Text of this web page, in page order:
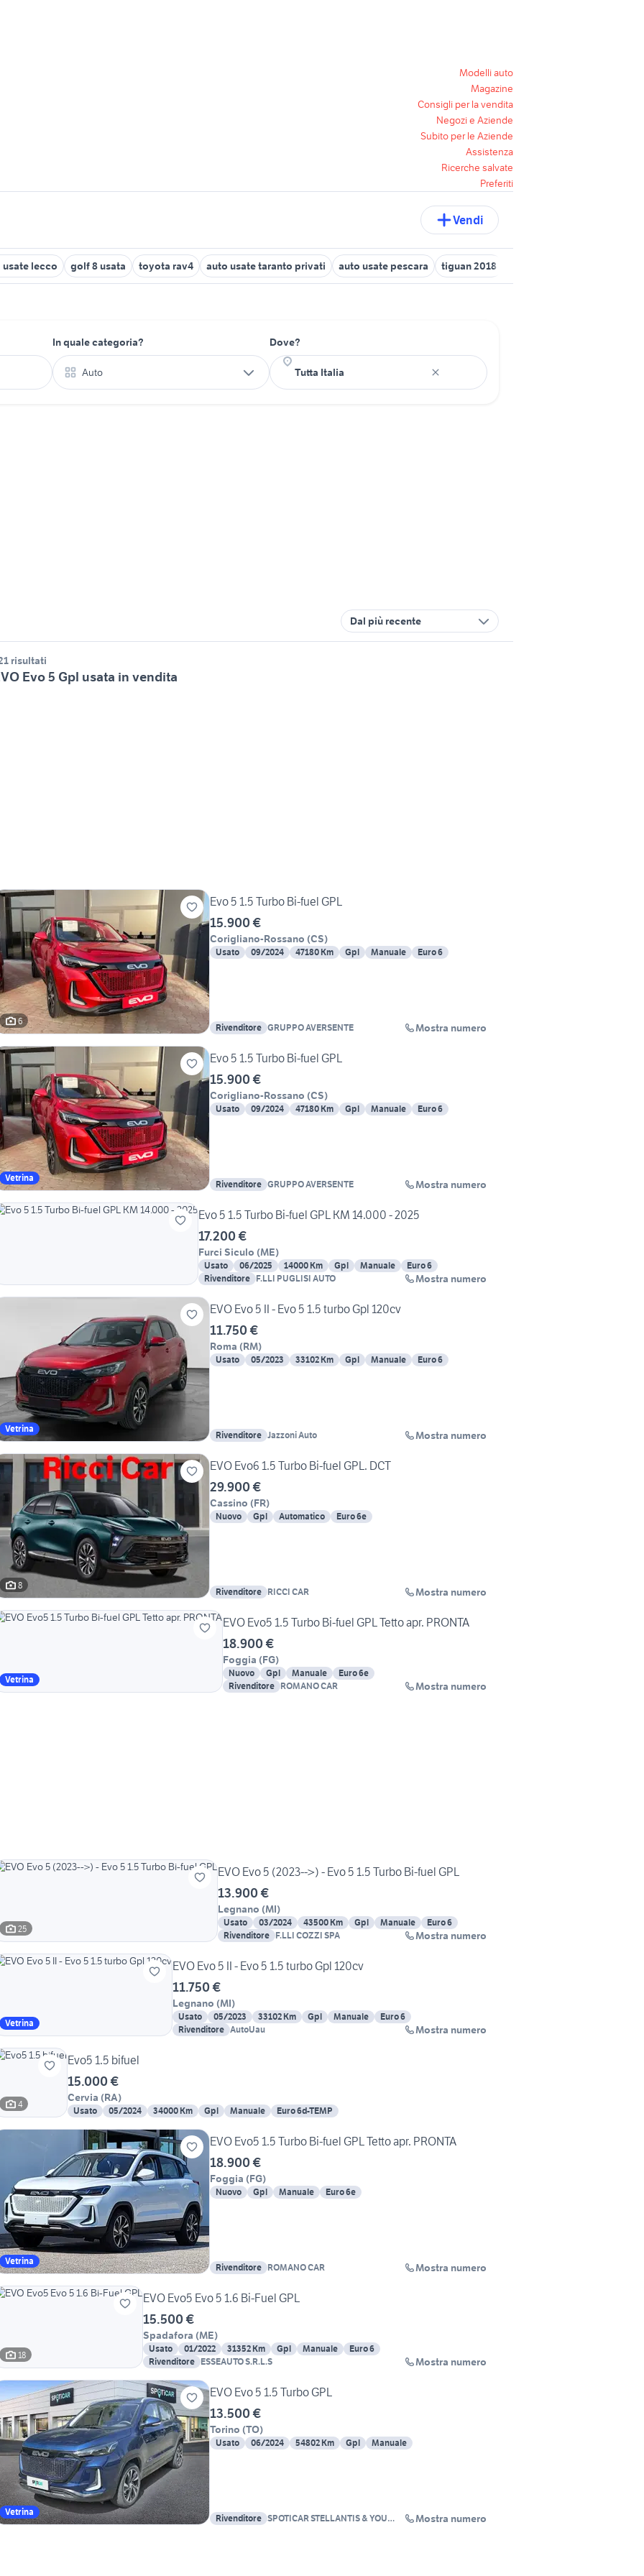
Modelli auto
Magazine
Consigli per la vendita
Negozi e Aziende
Subito per le Aziende
Assistenza
Ricerche salvate
Preferiti
Vendi
usate lecco golf 8 usata toyota rav4 auto usate taranto privati auto usate pescara tiguan 2018
In quale categoria?
Auto
Dove?
Dal più recente
risultati
Evo 5 Gpl usata in vendita
6
Evo 5 1.5 Turbo Bi-fuel GPL
15.900 €
Corigliano-Rossano (CS)
Usato 09/2024 47180 Km Gpl Manuale Euro 6
Rivenditore GRUPPO AVERSENTE Mostra numero
Vetrina
Evo 5 1.5 Turbo Bi-fuel GPL
15.900 €
Corigliano-Rossano (CS)
Usato 09/2024 47180 Km Gpl Manuale Euro 6
Rivenditore GRUPPO AVERSENTE Mostra numero
Evo 5 1.5 Turbo Bi-fuel GPL KM 14.000 - 2025
17.200 €
Furci Siculo (ME)
Usato 06/2025 14000 Km Gpl Manuale
Euro 6
Rivenditore F.LLI PUGLISI AUTO Mostra numero
Vetrina
EVO Evo 5 II - Evo 5 1.5 turbo Gpl 120cv
11.750 €
Roma (RM)
Usato 05/2023 33102 Km Gpl Manuale Euro 6
Rivenditore Jazzoni Auto Mostra numero
8
EVO Evo6 1.5 Turbo Bi-fuel GPL. DCT
29.900 €
Cassino (FR)
Nuovo Gpl Automatico Euro 6e
Rivenditore RICCI CAR Mostra numero
Vetrina
EVO Evo5 1.5 Turbo Bi-fuel GPL Tetto apr. PRONTA
18.900 €
Foggia (FG)
Nuovo Gpl Manuale
Euro 6e
Rivenditore ROMANO CAR Mostra numero
25
EVO Evo 5 (2023-->) - Evo 5 1.5 Turbo Bi-fuel GPL
13.900 €
Legnano (MI)
Usato 03/2024 43500 Km Gpl Manuale
Euro 6
Rivenditore F.LLI COZZI SPA Mostra numero
Vetrina
EVO Evo 5 II - Evo 5 1.5 turbo Gpl 120cv
11.750 €
Legnano (MI)
Usato 05/2023 33102 Km Gpl Manuale
Euro 6
Rivenditore AutoUau Mostra numero
4
Evo5 1.5 bifuel
15.000 €
Cervia (RA)
Usato 05/2024 34000 Km Gpl Manuale Euro 6d-TEMP
Vetrina
EVO Evo5 1.5 Turbo Bi-fuel GPL Tetto apr. PRONTA
18.900 €
Foggia (FG)
Nuovo Gpl Manuale Euro 6e
Rivenditore ROMANO CAR Mostra numero
18
EVO Evo5 Evo 5 1.6 Bi-Fuel GPL
15.500 €
Spadafora (ME)
Usato 01/2022 31352 Km Gpl Manuale
Euro 6
Rivenditore ESSEAUTO S.R.L.S Mostra numero
Vetrina
EVO Evo 5 1.5 Turbo GPL
13.500 €
Torino (TO)
Usato 06/2024 54802 Km Gpl Manuale
Rivenditore SPOTICAR STELLANTIS & YOU
Mostra numero